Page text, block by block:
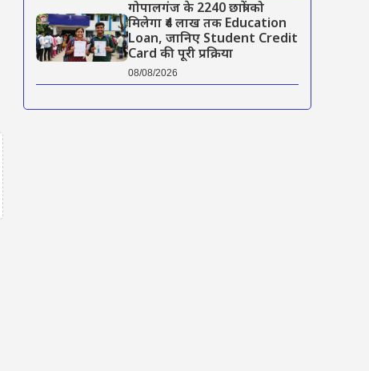
गोपालगंज के 2240 छात्रों को
मिलेगा ₹4 लाख तक Education
Loan, जानिए Student Credit
Card की पूरी प्रक्रिया
08/08/2026